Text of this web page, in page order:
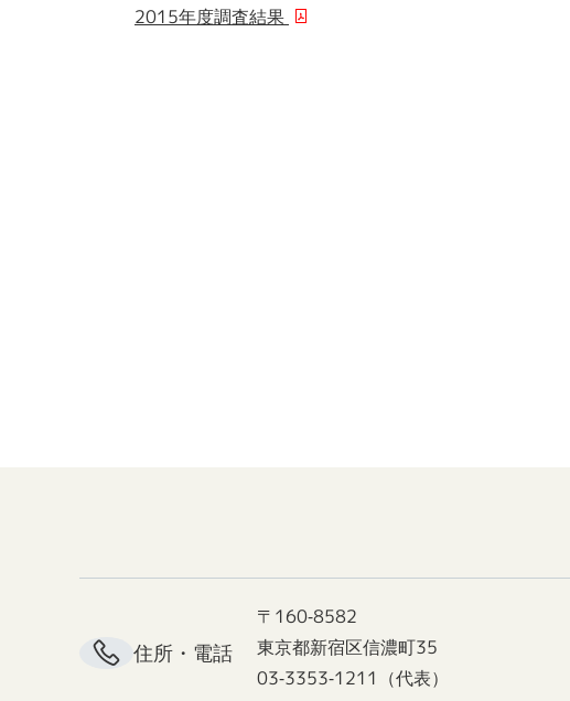
2015年度調査結果
住所・電話
〒160-8582
東京都新宿区信濃町35
03-3353-1211（代表）